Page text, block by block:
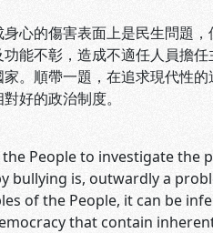
心的傷害表面上是民生問題
能不彰，造成不適任人員擔
。順帶一題，在追求現代性
好的政治制度。
People to investigate the
bullying is, outwardly a
of the People, it can be
that contain